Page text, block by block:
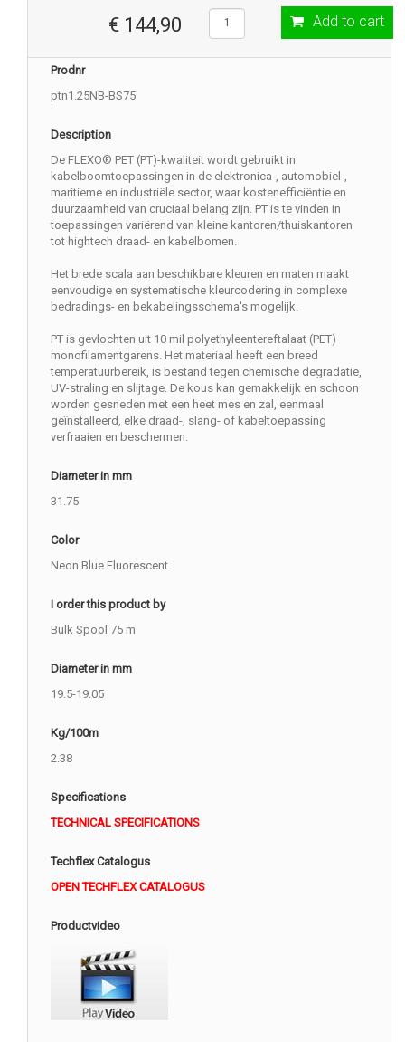
€ 144,90 Add to cart
Prodnr
ptn1.25NB-BS75
Description
De FLEXO® PET (PT)-kwaliteit wordt gebruikt in
kabelboomtoepassingen in de elektronica-, automobiel-,
maritieme en industriële sector, waar kostenefficiëntie en
duurzaamheid van cruciaal belang zijn. PT is te vinden in
toepassingen variërend van kleine kantoren/thuiskantoren
tot hightech draad- en kabelbomen.
Het brede scala aan beschikbare kleuren en maten maakt
eenvoudige en systematische kleurcodering in complexe
bedradings- en bekabelingsschema's mogelijk.
PT is gevlochten uit 10 mil polyethyleentereftalaat (PET)
monofilamentgarens. Het materiaal heeft een breed
temperatuurbereik, is bestand tegen chemische degradatie,
UV-straling en slijtage. De kous kan gemakkelijk en schoon
worden gesneden met een heet mes en zal, eenmaal
geïnstalleerd, elke draad-, slang- of kabeltoepassing
verfraaien en beschermen.
Diameter in mm
31.75
Color
Neon Blue Fluorescent
I order this product by
Bulk Spool 75 m
Diameter in mm
19.5-19.05
Kg/100m
2.38
Specifications
TECHNICAL SPECIFICATIONS
Techflex Catalogus
OPEN TECHFLEX CATALOGUS
Productvideo